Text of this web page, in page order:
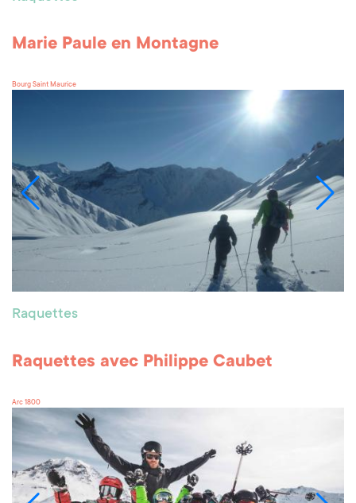
Marie Paule en Montagne
Bourg Saint Maurice
Raquettes
Raquettes avec Philippe Caubet
Arc 1800